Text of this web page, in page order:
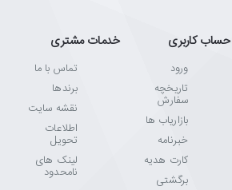
حساب کاربری
ورود
تاریخچه
سفارش
بازاریاب ها
خبرنامه
کارت هدیه
برگشتی
خدمات مشتری
تماس با ما
برندها
نقشه سایت
اطلاعات
تحویل
لینک های
نامحدود